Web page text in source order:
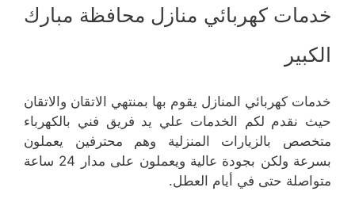
خدمات كهربائي منازل محافظة مبارك
الكبير
خدمات كهربائي المنازل يقوم بها بمنتهي الاتقان والاتقان
حيث نقدم لكم الخدمات علي يد فريق فني بالكهرباء
متخصص بالزيارات المنزلية وهم محترفين يعملون
بسرعة ولكن بجودة عالية ويعملون على مدار 24 ساعة
متواصلة حتى في أيام العطل.